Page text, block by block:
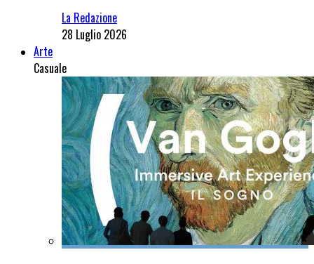
La Redazione
28 Luglio 2026
Arte
Casuale